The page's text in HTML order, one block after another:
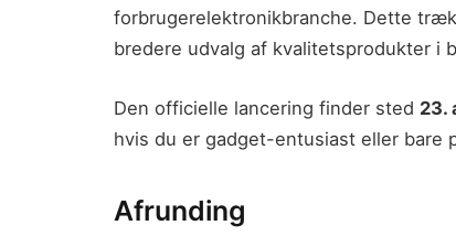
forbrugerelektronikbranche. Dette
bredere udvalg af kvalitetsprodukter i
Den officielle lancering finder sted 23.
hvis du er gadget-entusiast eller
Afrunding